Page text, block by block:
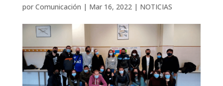
por Comunicación | Mar 16, 2022| NOTICIAS